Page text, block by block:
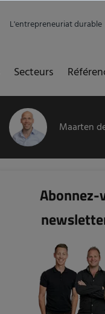
L'entrepreneuriat durable
Secteurs
Maarten
Abonnez-